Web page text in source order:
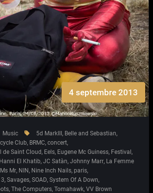
4 septembre 2013
Music 5d MarkIII , Belle and Sebastian,
Club, BRMC, concert,
de Saint Cloud, Eels, Eugene Mc Guiness, Festival ,
Hanni El Khatib, JC Satàn, Johnny Marr, La Femme
Ms Mr, NIN, Nine Inch Nails, paris,
, Savages, SOAD, System Of A Down,
, The Computers, Tomahawk, VV Brown